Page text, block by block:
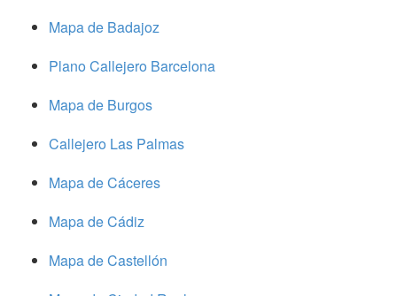
Mapa de Badajoz
Plano Callejero Barcelona
Mapa de Burgos
Callejero Las Palmas
Mapa de Cáceres
Mapa de Cádiz
Mapa de Castellón